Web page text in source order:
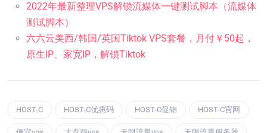
2022年最新整理VPS解锁流媒体一键测试脚本（流媒体
测试脚本）
六六云美西/韩国/英国Tiktok VPS套餐，月付￥50起，
原生IP、家宽IP，解锁Tiktok
HOST-C HOST-C优惠码 HOST-C促销 HOST-C官网